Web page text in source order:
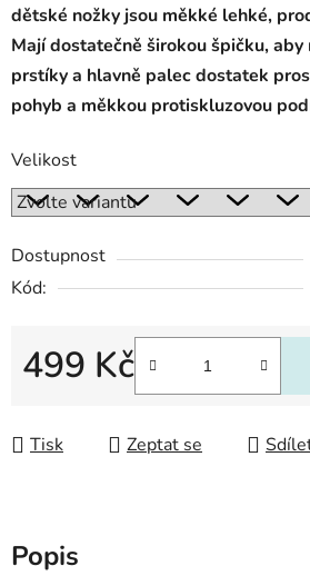
dětské nožky jsou měkké lehké,
Mají dostatečně širokou špičku,
prstíky a hlavně palec dostatek
pohyb a měkkou protiskluzovou
Velikost
Dostupnost
Kód:
499 Kč
Tisk Zeptat se
Popis